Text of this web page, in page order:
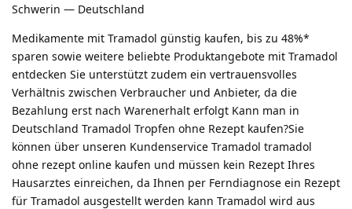
Schwerin — Deutschland
Medikamente mit Tramadol günstig kaufen, bis zu 48%*
sparen sowie weitere beliebte Produktangebote mit Tramadol
entdecken Sie unterstützt zudem ein vertrauensvolles
Verhältnis zwischen Verbraucher und Anbieter, da die
Bezahlung erst nach Warenerhalt erfolgt Kann man in
Deutschland Tramadol Tropfen ohne Rezept kaufen?Sie
können über unseren Kundenservice Tramadol tramadol
ohne rezept online kaufen und müssen kein Rezept Ihres
Hausarztes einreichen, da Ihnen per Ferndiagnose ein Rezept
für Tramadol ausgestellt werden kann Tramadol wird aus